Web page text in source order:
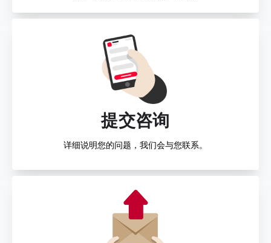
提交咨询
详细说明您的问题，我们会与您联系。